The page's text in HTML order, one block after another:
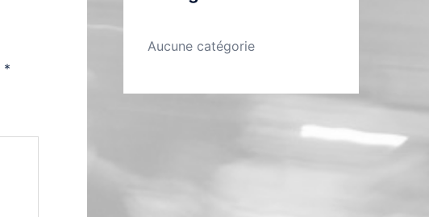
*
Aucune catégorie